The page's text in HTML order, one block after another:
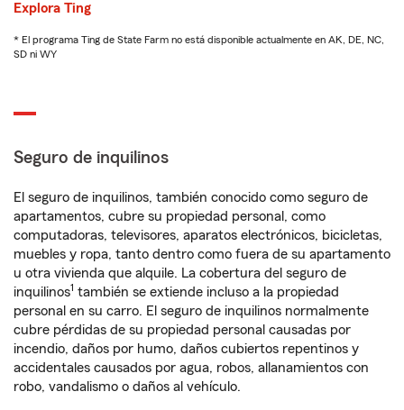
Explora Ting
* El programa Ting de State Farm no está disponible actualmente en AK, DE, NC,
SD ni WY
Seguro de inquilinos
El seguro de inquilinos, también conocido como seguro de
apartamentos, cubre su propiedad personal, como
computadoras, televisores, aparatos electrónicos, bicicletas,
muebles y ropa, tanto dentro como fuera de su apartamento
u otra vivienda que alquile. La cobertura del seguro de
inquilinos1 también se extiende incluso a la propiedad
personal en su carro. El seguro de inquilinos normalmente
cubre pérdidas de su propiedad personal causadas por
incendio, daños por humo, daños cubiertos repentinos y
accidentales causados por agua, robos, allanamientos con
robo, vandalismo o daños al vehículo.